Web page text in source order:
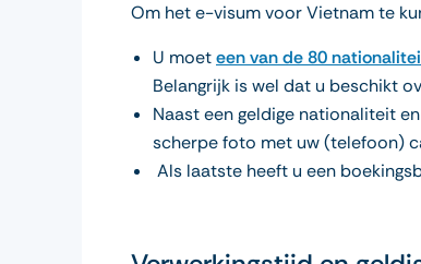
Om het e-visum voor Vietnam te
U moeteen van de 80
Belangrijk is wel dat u beschikt
Naast een geldige nationaliteit
scherpe foto met uw (telefoon)
Als laatste heeft u een